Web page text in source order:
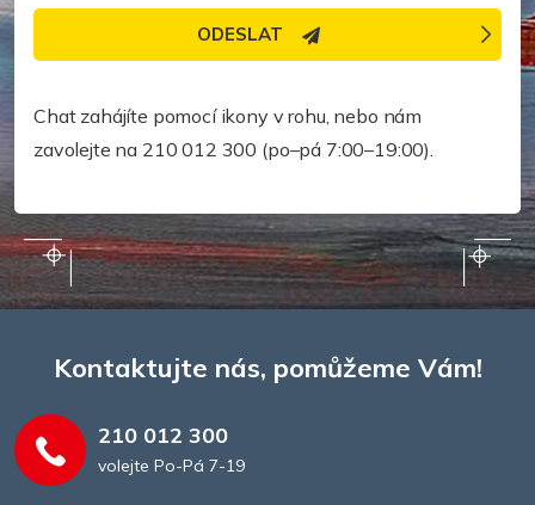
Chat zahájíte pomocí ikony v rohu, nebo nám
zavolejte na 210 012 300 (po–pá 7:00–19:00).
ODESLAT
Kontaktujte nás, pomůžeme Vám!
210 012 300
volejte Po-Pá 7-19